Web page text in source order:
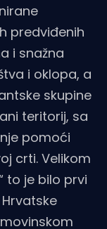
predviđenih
i snažna
i oklopa, a
skupine
teritorij, sa
pomoći
crti. Velikom
to je bilo prvi